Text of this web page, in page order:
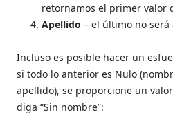
retornamos el primer valor
Apellido – el último no será
Incluso es posible hacer un
si todo lo anterior es Nulo
apellido), se proporcione un
diga “Sin nombre”: